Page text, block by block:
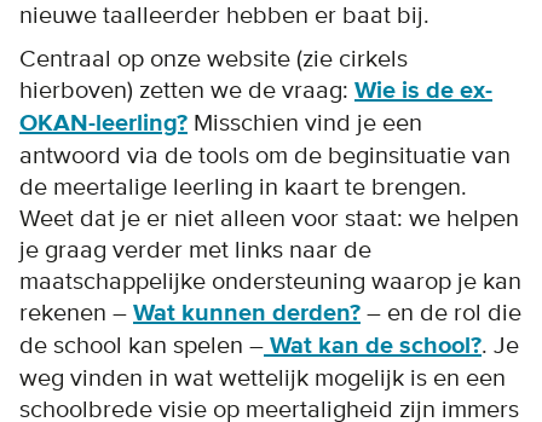
nieuwe taalleerder hebben er baat bij.
Centraal op onze website (zie cirkels
hierboven) zetten we de vraag: Wie is de ex-
OKAN-leerling? Misschien vind je een
antwoord via de tools om de beginsituatie van
de meertalige leerling in kaart te brengen.
Weet dat je er niet alleen voor staat: we helpen
je graag verder met links naar de
maatschappelijke ondersteuning waarop je kan
rekenen – Wat kunnen derden? – en de rol die
de school kan spelen – Wat kan de school?. Je
weg vinden in wat wettelijk mogelijk is en een
schoolbrede visie op meertaligheid zijn immers